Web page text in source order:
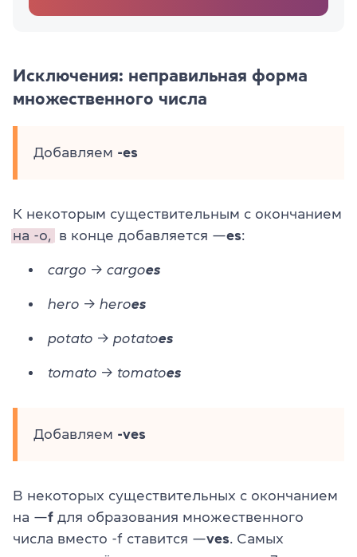
Исключения: неправильная форма
множественного числа
Добавляем -es
К некоторым существительным с окончанием
на -o,
в конце добавляется —es:
cargo → cargoes
hero → heroes
potato → potatoes
tomato → tomatoes
Добавляем -ves
В некоторых существительных с окончанием
на —f для образования множественного
числа вместо -f ставится —ves . Самых